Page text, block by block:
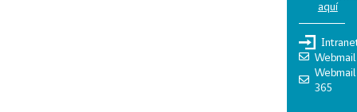
aquí
Webmail
Webmail
365